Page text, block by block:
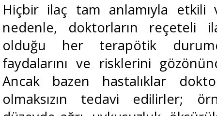
Hiçbir ilaç tam anlamıyla
nedenle, doktorların reçeteli
olduğu her terapötik
faydalarını ve risklerini
Ancak bazen hastalıklar
olmaksızın tedavi edilirler;